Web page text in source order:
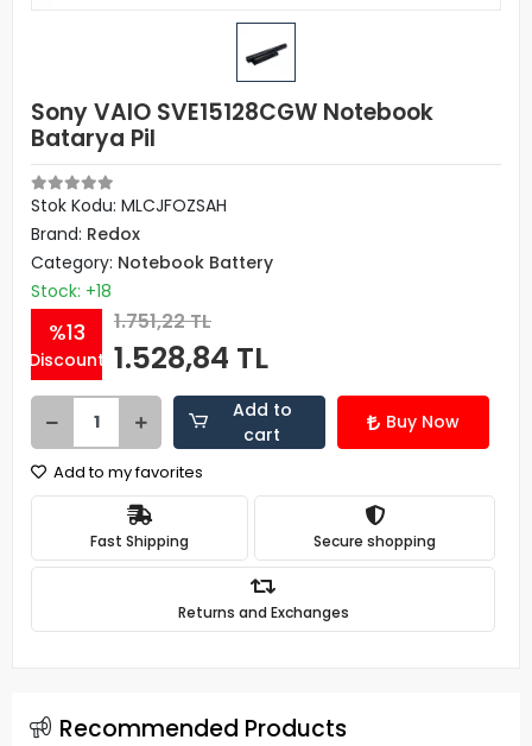
Sony VAIO SVE15128CGW Notebook
Batarya Pil
Stok Kodu: MLCJFOZSAH
Brand: Redox
Category: Notebook Battery
Stock: +18
%13
Discount
1.751,22 TL
1.528,84 TL
Add to
cart
Buy Now
Add to my favorites
Fast Shipping Secure shopping
Returns and Exchanges
Recommended Products